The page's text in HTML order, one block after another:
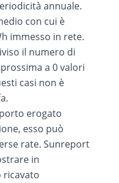
annuale.
con cui è
immesso in rete.
il numero di
a 0 valori
casi non è
erogato
esso può
rate. Sunreport
in
ricavato